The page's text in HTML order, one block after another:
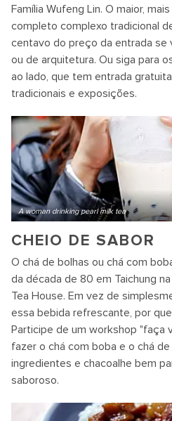
Família Wufeng Lin. O maior,
completo complexo tradicional
centavo do preço da entrada se
ou de arquitetura. Ou siga para
ao lado, que tem entrada
tradicionais e exposições.
A woman drinking pearl milk tea
CHEIO DE SABOR
O chá de bolhas ou chá com
da década de 80 em Taichung
Tea House. Em vez de
essa bebida refrescante, por
Participe de um workshop "faça
fazer o chá com boba e o chá
ingredientes e chacoalhe bem
saboroso.